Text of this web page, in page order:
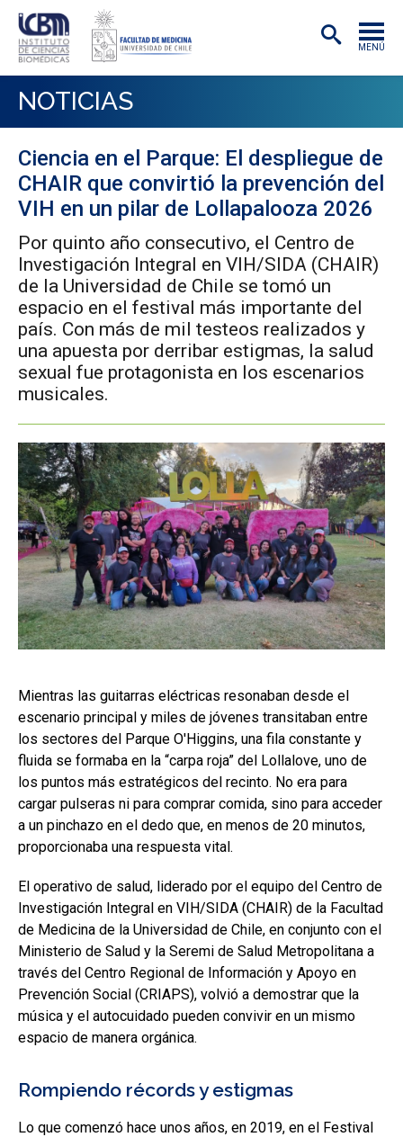
MENÚ
ACADÉMICAS/OS
INVESTIGACIÓN
PREGRADO
POSTGRADO
PUBLICACIONES
EXTENSIÓN
NOTICIAS
Ciencia en el Parque: El despliegue de
CHAIR que convirtió la prevención del
VIH en un pilar de Lollapalooza 2026
Por quinto año consecutivo, el Centro de
Investigación Integral en VIH/SIDA (CHAIR)
de la Universidad de Chile se tomó un
espacio en el festival más importante del
país. Con más de mil testeos realizados y
una apuesta por derribar estigmas, la salud
sexual fue protagonista en los escenarios
musicales.
Mientras las guitarras eléctricas resonaban desde el
escenario principal y miles de jóvenes transitaban entre
los sectores del Parque O'Higgins, una fila constante y
fluida se formaba en la “carpa roja” del Lollalove, uno de
los puntos más estratégicos del recinto. No era para
cargar pulseras ni para comprar comida, sino para acceder
a un pinchazo en el dedo que, en menos de 20 minutos,
proporcionaba una respuesta vital.
El operativo de salud, liderado por el equipo del Centro de
Investigación Integral en VIH/SIDA (CHAIR) de la Facultad
de Medicina de la Universidad de Chile, en conjunto con el
Ministerio de Salud y la Seremi de Salud Metropolitana a
través del Centro Regional de Información y Apoyo en
Prevención Social (CRIAPS), volvió a demostrar que la
música y el autocuidado pueden convivir en un mismo
espacio de manera orgánica.
Rompiendo récords y estigmas
Lo que comenzó hace unos años, en 2019, en el Festival